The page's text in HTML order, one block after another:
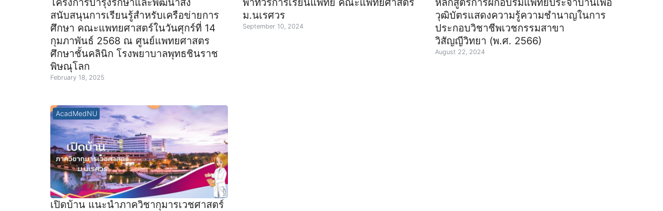
โครงการบำรุงรักษาและพัฒนาสิ่ง
สนับสนุนการเรียนรู้สำหรับเครือข่ายการ
ศึกษา คณะแพทยศาสตร์ในวันศุกร์ที่ 14
กุมภาพันธ์ 2568 ณ ศูนย์แพทยศาสตร
ศึกษาชั้นคลินิก โรงพยาบาลพุทธชินราช
พิษณุโลก
February 18, 2025
พาทัวร์การเรียนแพทย์ คณะแพทยศาสตร์
ม.นเรศวร
September 10, 2024
หลักสูตรการฝึกอบรมแพทย์ประจำบ้านเพื่อ
วุฒิบัตรแสดงความรู้ความชำนาญในการ
ประกอบวิชาชีพเวชกรรมสาขา
วิสัญญีวิทยา (พ.ศ. 2566)
August 22, 2024
AcadMedNU
เปิดบ้าน แนะนำภาควิชากุมารเวชศาสตร์